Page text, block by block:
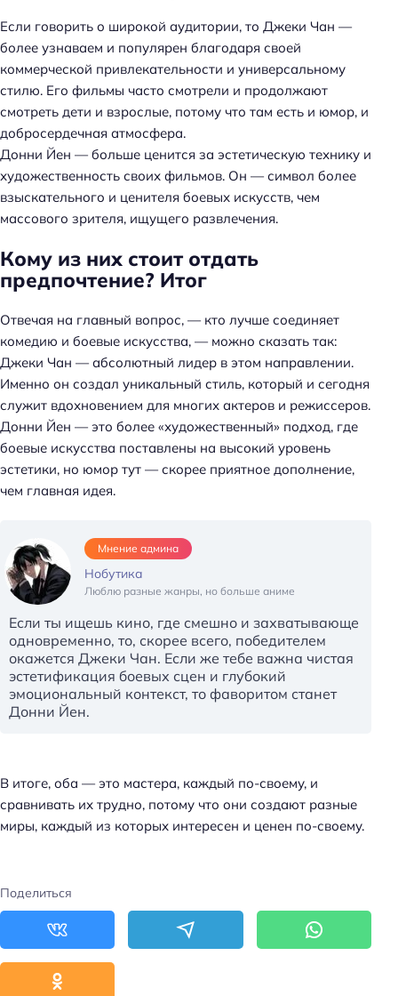
Если говорить о широкой аудитории, то Джеки Чан —
более узнаваем и популярен благодаря своей
коммерческой привлекательности и универсальному
стилю. Его фильмы часто смотрели и продолжают
смотреть дети и взрослые, потому что там есть и юмор, и
добросердечная атмосфера.
Донни Йен — больше ценится за эстетическую технику и
художественность своих фильмов. Он — символ более
взыскательного и ценителя боевых искусств, чем
массового зрителя, ищущего развлечения.
Кому из них стоит отдать
предпочтение? Итог
Отвечая на главный вопрос, — кто лучше соединяет
комедию и боевые искусства, — можно сказать так:
Джеки Чан — абсолютный лидер в этом направлении.
Именно он создал уникальный стиль, который и сегодня
служит вдохновением для многих актеров и режиссеров.
Донни Йен — это более «художественный» подход, где
боевые искусства поставлены на высокий уровень
эстетики, но юмор тут — скорее приятное дополнение,
чем главная идея.
Мнение админа
Нобутика
Люблю разные жанры, но больше аниме
Если ты ищешь кино, где смешно и захватывающе
одновременно, то, скорее всего, победителем
окажется Джеки Чан. Если же тебе важна чистая
эстетификация боевых сцен и глубокий
эмоциональный контекст, то фаворитом станет
Донни Йен.
В итоге, оба — это мастера, каждый по-своему, и
сравнивать их трудно, потому что они создают разные
миры, каждый из которых интересен и ценен по-своему.
Поделиться